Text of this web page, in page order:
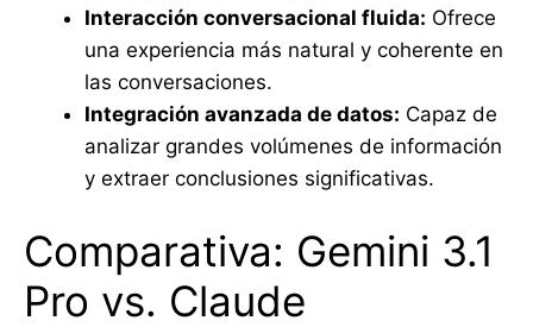
Interacción conversacional fluida: Ofrece
una experiencia más natural y coherente en
las conversaciones.
Integración avanzada de datos: Capaz de
analizar grandes volúmenes de información
y extraer conclusiones significativas.
Comparativa: Gemini 3.1
Pro vs. Claude